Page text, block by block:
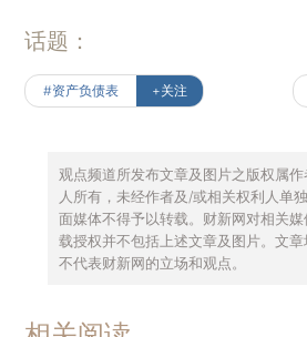
话题：
#资产负债表 +关注
观点频道所发布文章及图片之版权属
人所有，未经作者及/或相关权利人单
面媒体不得予以转载。财新网对相关
载授权并不包括上述文章及图片。文章
不代表财新网的立场和观点。